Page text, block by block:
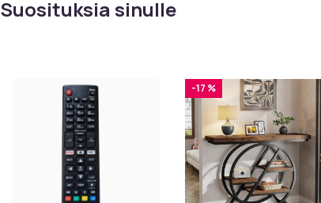
Suosituksia sinulle
-17 %